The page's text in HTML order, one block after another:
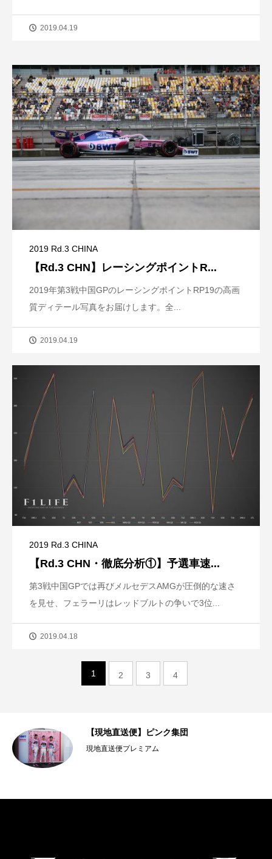
2019.04.19
2019 Rd.3 CHINA
【Rd.3 CHN】レーシングポイントR...
2019年第3戦中国GPのレーシングポイントRP19の高画
質ディテール写真をお届けします。全...
2019.04.19
2019 Rd.3 CHINA
【Rd.3 CHN・徹底分析①】予選車速...
第3戦中国GPでは再びメルセデスAMGが圧倒的な速さ
を見せ、フェラーリはレッドブルトの争いで3位...
2019.04.18
1 2 3 4
【現地直送便】ピンク集団
現地直送便プレミアム